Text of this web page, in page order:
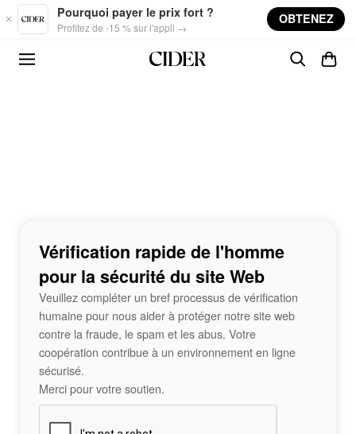
Skip to main content
Pourquoi payer le prix fort ?
Profitez de -15 % sur l'appli →
OBTENEZ
Vérification rapide de l'homme
pour la sécurité du site Web
Veuillez compléter un bref processus de vérification
humaine pour nous aider à protéger notre site web
contre la fraude, le spam et les abus. Votre
coopération contribue à un environnement en ligne
sécurisé.
Merci pour votre soutien.